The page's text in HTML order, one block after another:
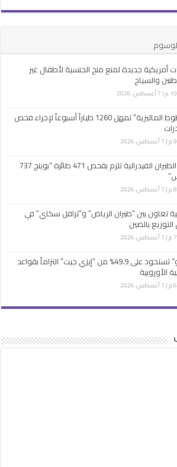
أمريكية جديدة لمنع منح الجنسية لأطفال غير
والسياح
2026
“الخطوط الماليزية” تمهل 1260 طياراً أسبوعاً لإجراء فحص
إدارة الطيران الفيدرالية تلزم بفحص 471 طائرة “بوينج 737
تعاون بين “طيران الرياض” و”ترافل سكاي” في
بالصين
“أبولو” تستحوذ على 49.9% من “إيزي جيت” التزاماً بقواعد
الأوروبية